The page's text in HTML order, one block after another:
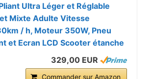
Ultra Léger et Réglable
Mixte Adulte Vitesse
/ h, Moteur 350W, Pneu
et Ecran LCD Scooter étanche
329,00 EUR
Commander sur Amazon